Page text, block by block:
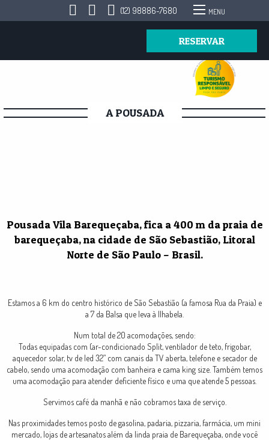
(12) 98886-7680 MENU
RESERVAR
A POUSADA
Pousada Vila Barequeçaba, fica a 400 m da praia de
barequeçaba, na cidade de São Sebastião, Litoral
Norte de São Paulo – Brasil.
Estamos a 6 km do centro histórico de São Sebastião (a famosa Rua da Praia) e
a 7 da Balsa que leva à Ilhabela.
Num total de 20 acomodações, sendo:
Todas equipadas com (ar-condicionado Split, ventilador de teto, frigobar,
aquecedor solar, tv de led 32” com canais da TV aberta, telefone e secador de
cabelo, sendo uma acomodação com banheira e cama king size. Também temos
uma acomodação para atender deficiente físico e uma que atende 5 pessoas.
Servimos café da manhã e não cobramos taxa de serviço.
Nas proximidades temos posto de gasolina, padaria, pizzaria, farmácia, um mini
mercado, lojas de artesanatos além da linda praia de Barequeçaba, onde você